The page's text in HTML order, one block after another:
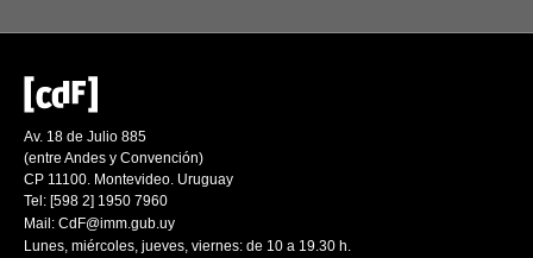
Av. 18 de Julio 885
(entre Andes y Convención)
CP 11100. Montevideo. Uruguay
Tel: [598 2] 1950 7960
Mail: CdF@imm.gub.uy
Lunes, miércoles, jueves, viernes: de 10 a 19.30 h.